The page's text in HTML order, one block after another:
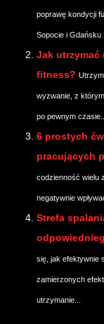
poprawę kondycji
Sopocie i Gdańsku
Jak
fitness?
wyzwanie, z
po pewnym czasie...
6 prostych
pracujących
codzienność wielu
negatywnie
Strefa
się, jak efektywnie
zamierzonych
utrzymanie...